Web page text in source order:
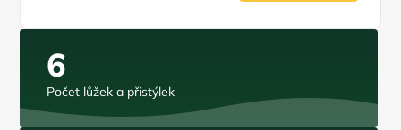
6
Počet lůžek a přistýlek